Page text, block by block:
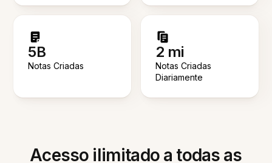
5B
Notas Criadas
2 mi
Notas Criadas
Diariamente
Acesso ilimitado a todas as